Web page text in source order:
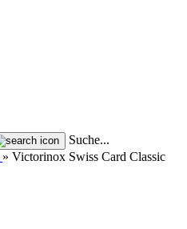
Suche...
» Victorinox Swiss Card Classic